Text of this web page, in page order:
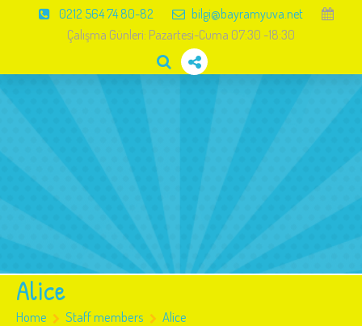
0212 564 74 80-82
bilgi@bayramyuva.net
Çalışma Günleri: Pazartesi-Cuma 07:30 -18:30
Anasayfa
Eğitimler
Haberler
Alice
Home Staff members Alice